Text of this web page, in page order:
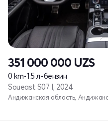
351 000 000 UZS
0 km•1.5 л•бензин
Soueast S07 I, 2024
Андижанская область,